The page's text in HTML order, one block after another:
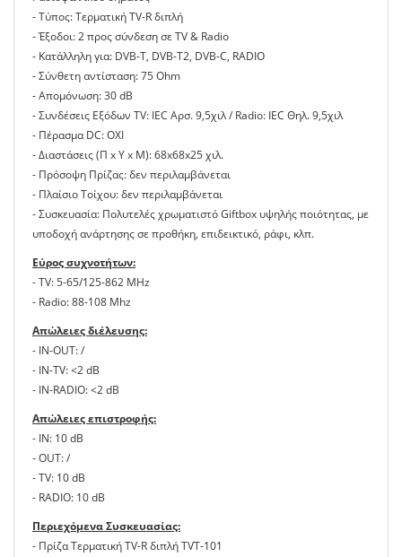
- Τύπος: Τερματική TV-R διπλή
- Έξοδοι: 2 προς σύνδεση σε TV & Radio
- Κατάλληλη για: DVB-T, DVB-Τ2, DVB-C, RADIO
- Σύνθετη αντίσταση: 75 Ohm
- Απομόνωση: 30 dB
- Συνδέσεις Εξόδων TV: IEC Αρσ. 9,5χιλ / Radio: IEC Θηλ. 9,5χιλ
- Πέρασμα DC: ΟΧΙ
- Διαστάσεις (Π x Υ x Μ): 68x68x25 χιλ.
- Πρόσοψη Πρίζας: δεν περιλαμβάνεται
- Πλαίσιο Tοίχου: δεν περιλαμβάνεται
- Συσκευασία: Πολυτελές χρωματιστό Giftbox υψηλής ποιότητας, με
υποδοχή ανάρτησης σε προθήκη, επιδεικτικό, ράφι, κλπ.
Εύρος συχνοτήτων:
- TV: 5-65/125-862 MHz
- Radio: 88-108 Mhz
Απώλειες διέλευσης:
- IN-OUT: /
- IN-TV: <2 dB
- IN-RADIO: <2 dB
Απώλειες επιστροφής:
- IN: 10 dB
- OUT: /
- TV: 10 dB
- RADIO: 10 dB
Περιεχόμενα Συσκευασίας:
- Πρίζα Τερματική TV-R διπλή TVT-101